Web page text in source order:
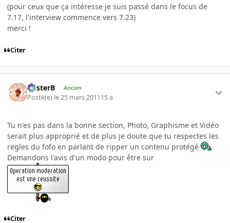
(pour ceux que ça intéresse je suis passé dans le focus de
7.17, l'interview commence vers 7.23)
merci !
Citer
misterB Ancien
Posté(e) le 25 mars 201115 a
Tu n'es pas dans la bonne section, Photo, Graphisme et Vidéo
serait plus approprié et de plus je doute que tu respectes les
regles du fofo en parlant de ripper un contenu protégé
Demandons l'avis d'un modo pour être sur
Citer